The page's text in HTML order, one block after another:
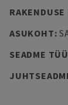
ASUKOHT:
SEADME